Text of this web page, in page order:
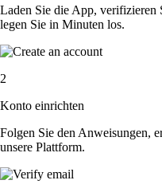
Laden Sie die App, verifizieren
legen Sie in Minuten los.
2
Konto einrichten
Folgen Sie den Anweisungen,
unsere Plattform.